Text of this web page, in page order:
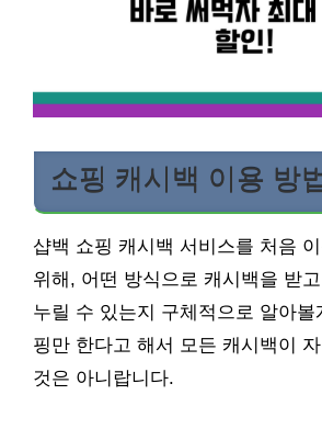
쇼핑 캐시백 이용 방
샵백 쇼핑 캐시백 서비스를 처음
위해, 어떤 방식으로 캐시백을 받
누릴 수 있는지 구체적으로 알아볼
핑만 한다고 해서 모든 캐시백이
것은 아니랍니다.